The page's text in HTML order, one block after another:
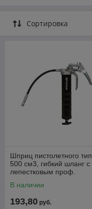
Сортировка
Шприц пистолетного
500 см3, гибкий шланг с
лепестковым проф.
темп.
В наличии
193,80 руб.